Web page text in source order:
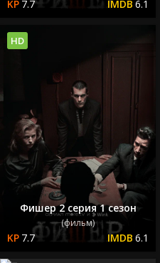
7.7 6.1
Фишер 2 серия 1 сезон
(фильм)
7.7 6.1
HD